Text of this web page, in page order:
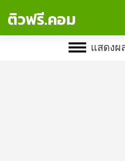
ติวฟรี.คอม
แสดงผ